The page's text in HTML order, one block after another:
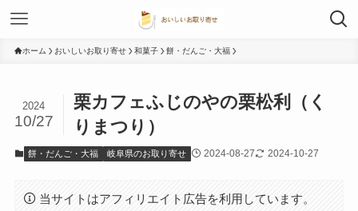
ホーム おいしいお取り寄せ 和菓子 餅・だんご・大福
栗カフェふじのやの栗松利（く
りまつり）
2024
10/27
餅・だんご・大福 岐阜県のお取り寄せ 2024-08-27 2024-10-27
当サイトはアフィリエイト広告を利用しています。